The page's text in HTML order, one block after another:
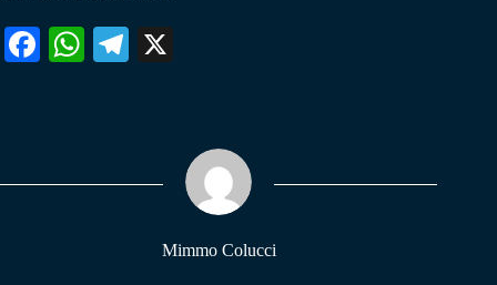
Fa W
pp
Te
m
Mimmo Colucci